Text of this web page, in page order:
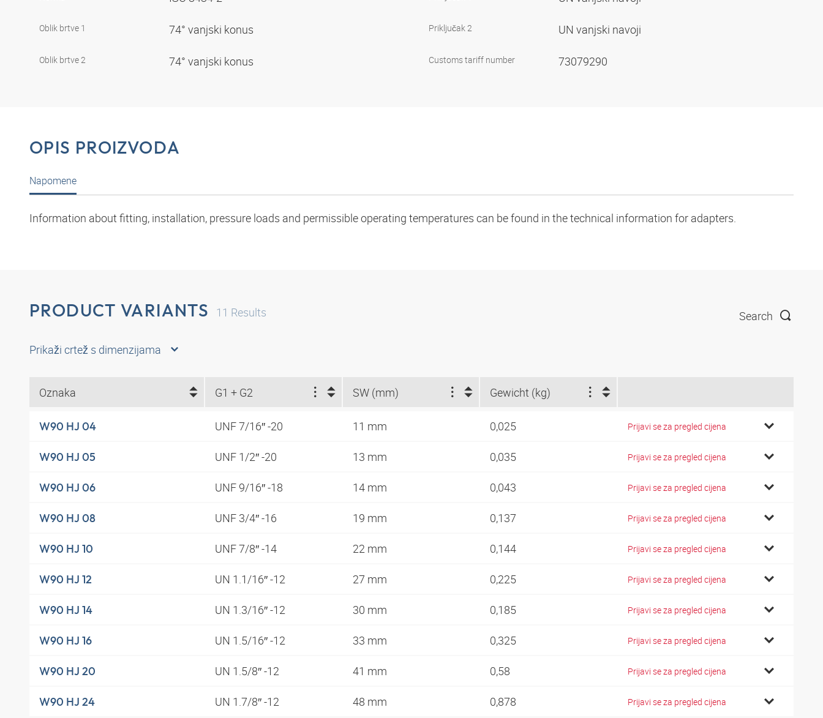
Oblik brtve 1 74° vanjski konus
Oblik brtve 2 74° vanjski konus
Priključak 2 UN vanjski navoji
Customs tariff number 73079290
OPIS PROIZVODA
Napomene
Information about fitting, installation, pressure loads and permissible operating temperatures can be found in the technical information for adapters.
PRODUCT VARIANTS 11 Results Search
Prikaži crtež s dimenzijama
Oznaka G1 + G2 SW (mm) Gewicht (kg)
W90 HJ 04 UNF 7/16″ -20 11 mm 0,025 Prijavi se za pregled cijena
W90 HJ 05 UNF 1/2″ -20 13 mm 0,035 Prijavi se za pregled cijena
W90 HJ 06 UNF 9/16″ -18 14 mm 0,043 Prijavi se za pregled cijena
W90 HJ 08 UNF 3/4″ -16 19 mm 0,137 Prijavi se za pregled cijena
W90 HJ 10 UNF 7/8″ -14 22 mm 0,144 Prijavi se za pregled cijena
W90 HJ 12 UN 1.1/16″ -12 27 mm 0,225 Prijavi se za pregled cijena
W90 HJ 14 UN 1.3/16″ -12 30 mm 0,185 Prijavi se za pregled cijena
W90 HJ 16 UN 1.5/16″ -12 33 mm 0,325 Prijavi se za pregled cijena
W90 HJ 20 UN 1.5/8″ -12 41 mm 0,58 Prijavi se za pregled cijena
W90 HJ 24 UN 1.7/8″ -12 48 mm 0,878 Prijavi se za pregled cijena